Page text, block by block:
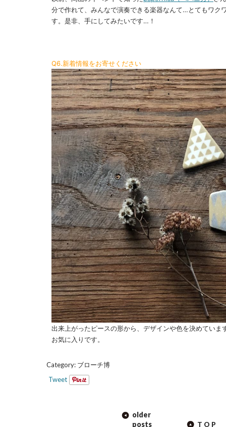
分で作れて、みんなで演奏できる楽器なんて…とてもワク
す。是非、手にしてみたいです…！
Q6.新着情報をお寄せください
出来上がったピースの形から、デザインや色を決めてい
お気に入りです。
Category: ブローチ博
Tweet
older
posts
TOP